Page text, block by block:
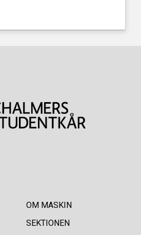
OM MASKIN
SEKTIONEN